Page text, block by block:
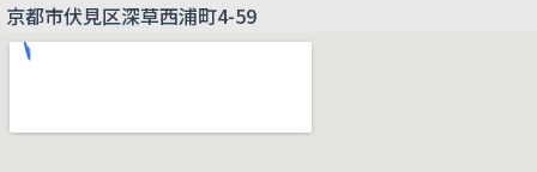
京都市伏見区深草西浦町4-59